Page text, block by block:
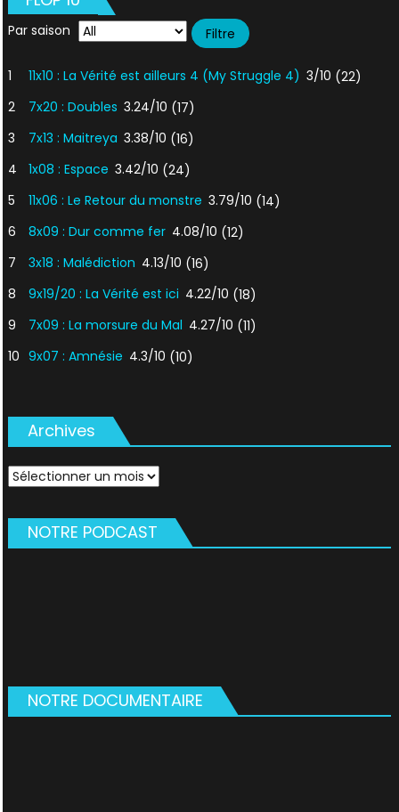
Par saison
1 11x10 : La Vérité est ailleurs 4 (My Struggle 4) 3/10 (22)
2
7x20 : Doubles 3.24/10 (17)
3
7x13 : Maitreya 3.38/10 (16)
4
1x08 : Espace 3.42/10 (24)
5
11x06 : Le Retour du monstre 3.79/10 (14)
6
8x09 : Dur comme fer 4.08/10 (12)
7
3x18 : Malédiction 4.13/10 (16)
8
9x19/20 : La Vérité est ici 4.22/10 (18)
9
7x09 : La morsure du Mal 4.27/10 (11)
10 9x07 : Amnésie 4.3/10 (10)
Archives
Archives
NOTRE PODCAST
NOTRE DOCUMENTAIRE